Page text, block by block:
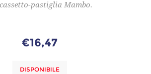
pastiglia Mambo.
€16,47
DISPONIBILE